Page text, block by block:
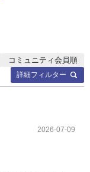
詳細フィルター
コミュニティ会員順
2026-07-09